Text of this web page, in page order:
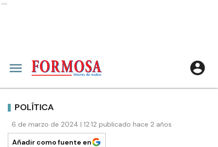
Ads
POLÍTICA
6 de marzo de 2024 | 12:12 publicado hace 2 años
Añadir como fuente en